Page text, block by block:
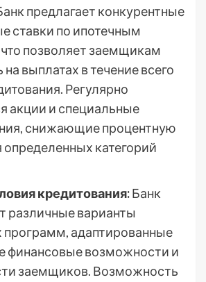
предлагает конкурентные
ставки по ипотечным
позволяет заемщикам
выплатах в течение всего
Регулярно
акции и специальные
снижающие процентную
определенных категорий
кредитования:Банк
различные варианты
программ, адаптированные
финансовые возможности и
заемщиков. Возможность